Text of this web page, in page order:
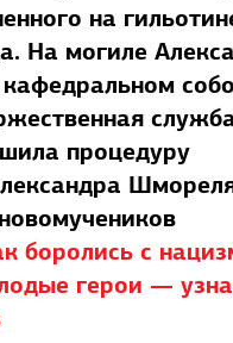
на
На могиле
процедуру
боролись с
герои —